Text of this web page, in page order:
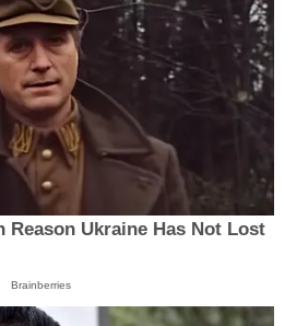
Reason Ukraine Has Not Lost
Brainberries